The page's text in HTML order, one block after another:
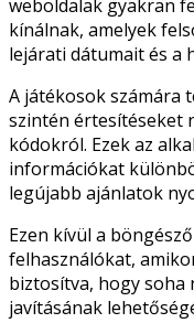
weboldalak gyakran
kínálnak, amelyek
lejárati dátumait és a
A játékosok számára
szintén értesítéseket
kódokról. Ezek az
információkat
legújabb ajánlatok
Ezen kívül a
felhasználókat,
biztosítva, hogy soha
javításának